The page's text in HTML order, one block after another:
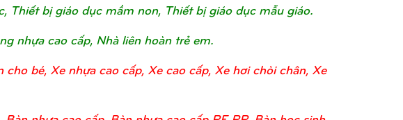
Thiết bị giáo dục mầm non, Thiết bị giáo dục mẫu giáo.
nhựa cao cấp, Nhà liên hoàn trẻ em.
bé, Xe nhựa cao cấp, Xe cao cấp, Xe hơi chòi chân, Xe